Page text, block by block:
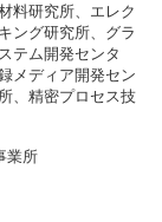
料研究所、エレク
ング研究所、グラ
テム開発センタ
メディア開発セン
、精密プロセス技
業所